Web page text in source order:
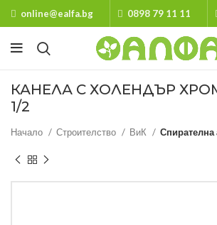
online@ealfa.bg 0898 79 11 11
КАНЕЛА С ХОЛЕНДЪР
1/2
Начало Строителство ВиК Спирателна